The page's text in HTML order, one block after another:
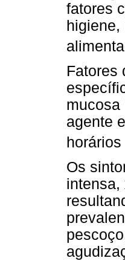
fatores
higiene,
Fatores
mucosa
agente
Os
intensa,